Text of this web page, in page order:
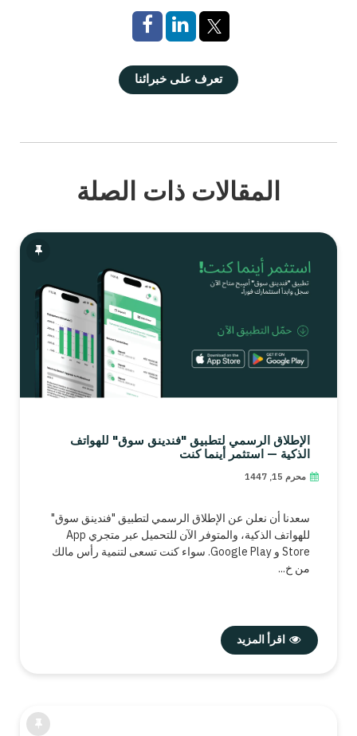
تعرف على خبرائنا
المقالات ذات الصلة
الإطلاق الرسمي لتطبيق "فندينق سوق" للهواتف
الذكية — استثمر أينما كنت
محرم 15, 1447
سعدنا أن نعلن عن الإطلاق الرسمي لتطبيق "فندينق سوق"
للهواتف الذكية، والمتوفر الآن للتحميل عبر متجري App
Store و Google Play. سواء كنت تسعى لتنمية رأس مالك
من خ...
اقرأ المزيد